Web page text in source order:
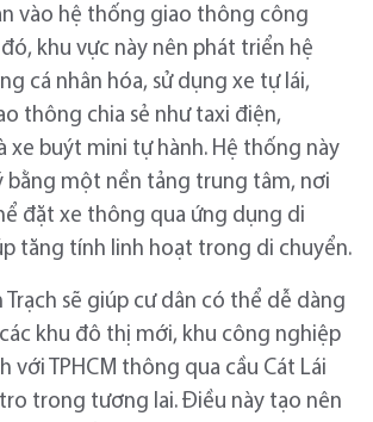
vào hệ thống giao thông công
khu vực này nên phát triển hệ
cá nhân hóa, sử dụng xe tự lái,
thông chia sẻ như taxi điện,
xe buýt mini tự hành. Hệ thống này
bằng một nền tảng trung tâm, nơi
đặt xe thông qua ứng dụng di
tăng tính linh hoạt trong di chuyển.
Trạch sẽ giúp cư dân có thể dễ dàng
khu đô thị mới, khu công nghiệp
với TPHCM thông qua cầu Cát Lái
trong tương lai. Điều này tạo nên